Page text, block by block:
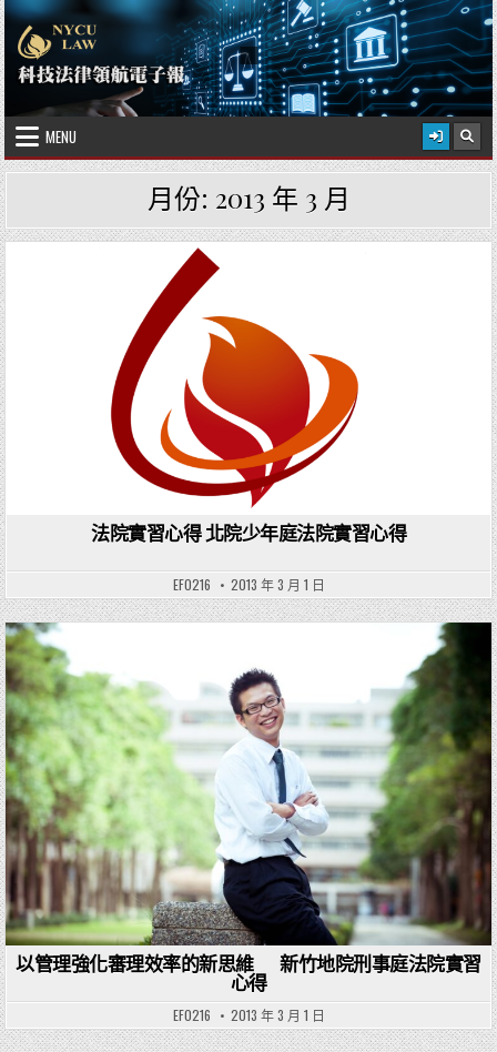
Skip to content 2026 年 8 月 7 日
國立陽明交通大學科技法律學院
MENU
月份: 2013 年 3 月
法院實習心得 北院少年庭法院實習心得
EF0216 2013 年 3 月 1 日
Posted in
以管理強化審理效率的新思維 新竹地院刑事庭法院實習
心得
EF0216 2013 年 3 月 1 日